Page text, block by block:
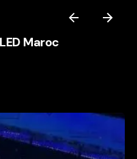
Maroc